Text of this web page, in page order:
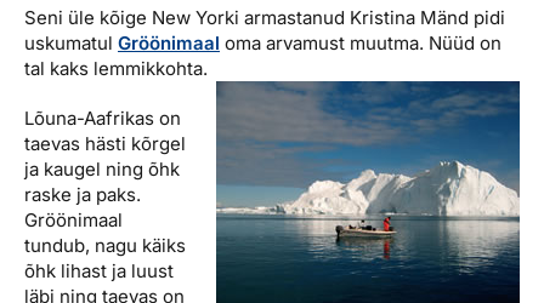
Seni üle kõige New Yorki armastanud Kristina Mänd pidi
uskumatul Gröönimaal oma arvamust muutma. Nüüd on
tal kaks lemmikkohta.
Lõuna-Aafrikas on
taevas hästi kõrgel
ja kaugel ning õhk
raske ja paks.
Gröönimaal
tundub, nagu käiks
õhk lihast ja luust
läbi ning taevas on